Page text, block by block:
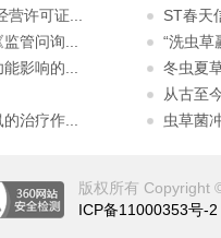
许可证...
ST春天
管问询...
“洗虫草
影响的...
冬虫夏
从古至
治疗作...
虫草菌
版权所有 Copyright
ICP备11000353号-2